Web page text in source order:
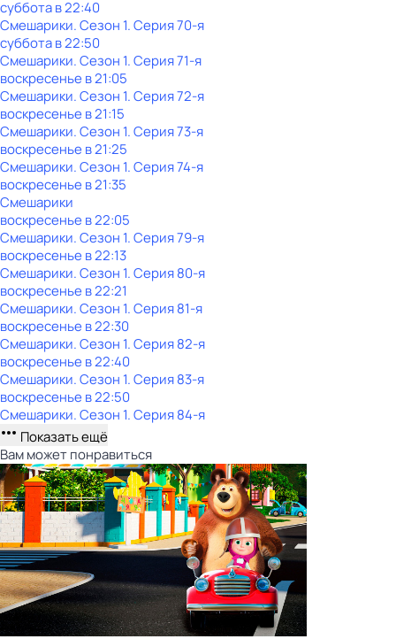
субботав22:40
Смешарики. Сезон 1. Серия 70-я
субботав22:50
Смешарики. Сезон 1. Серия 71-я
воскресенье в21:05
Смешарики. Сезон 1. Серия 72-я
воскресенье в21:15
Смешарики. Сезон 1. Серия 73-я
воскресенье в21:25
Смешарики. Сезон 1. Серия 74-я
воскресенье в21:35
Смешарики
воскресенье в22:05
Смешарики. Сезон 1. Серия 79-я
воскресенье в22:13
Смешарики. Сезон 1. Серия 80-я
воскресенье в22:21
Смешарики. Сезон 1. Серия 81-я
воскресенье в22:30
Смешарики. Сезон 1. Серия 82-я
воскресенье в22:40
Смешарики. Сезон 1. Серия 83-я
воскресенье в22:50
Смешарики. Сезон 1. Серия 84-я
Показать ещё
Вам может понравиться